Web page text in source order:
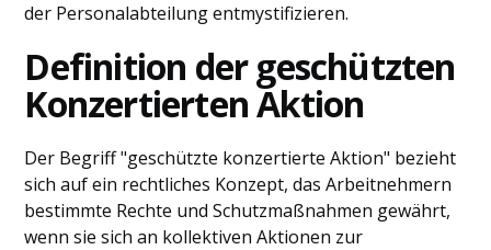
der Personalabteilung entmystifizieren.
Definition der geschützten
Konzertierten Aktion
Der Begriff "geschützte konzertierte Aktion" bezieht
sich auf ein rechtliches Konzept, das Arbeitnehmern
bestimmte Rechte und Schutzmaßnahmen gewährt,
wenn sie sich an kollektiven Aktionen zur